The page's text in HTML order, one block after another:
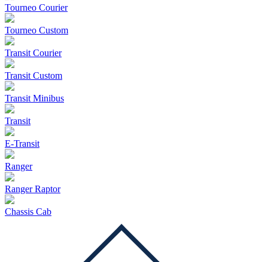
Tourneo Courier
Tourneo Custom
Transit Courier
Transit Custom
Transit Minibus
Transit
E-Transit
Ranger
Ranger Raptor
Chassis Cab